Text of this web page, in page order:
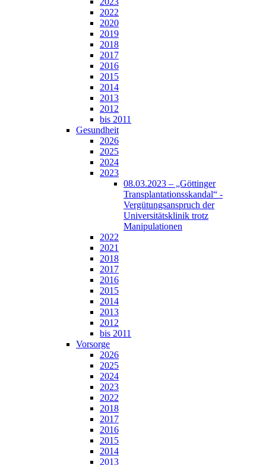
2022
2020
2019
2018
2017
2016
2015
2014
2013
2012
bis 2011
Gesundheit
2026
2025
2024
2023
08.03.2023 – „Göttinger
Transplantationsskandal“ -
Vergütungsanspruch der
Universitätsklinik trotz
Manipulationen
2022
2021
2018
2017
2016
2015
2014
2013
2012
bis 2011
Vorsorge
2026
2025
2024
2023
2022
2018
2017
2016
2015
2014
2013